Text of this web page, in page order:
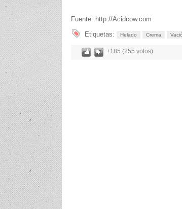
Fuente: http://Acidcow.com
Etiquetas:
Helado Crema Vació
+185 (255 votos)